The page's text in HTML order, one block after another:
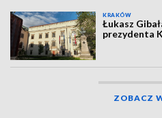
KRAKÓW
Łukasz
prezydenta
ZOBACZ